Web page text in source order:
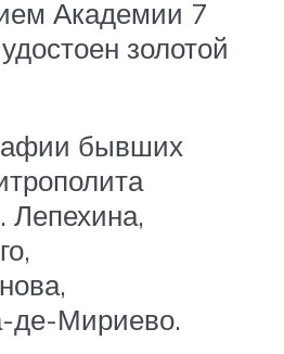
Академии 7
золотой
бывших
Лепехина,
де-Мириево.